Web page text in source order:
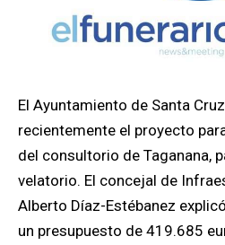
El Ayuntamiento de Santa
recientemente el proyecto
del consultorio de Taganana,
velatorio. El concejal de
Alberto Díaz-Estébanez
un presupuesto de 419.685